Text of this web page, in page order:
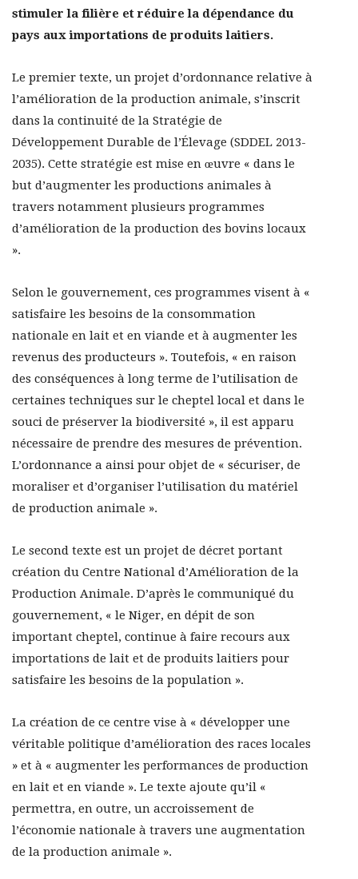
stimuler la filière et réduire la dépendance du
pays aux importations de produits laitiers.
Le premier texte, un projet d’ordonnance relative à
l’amélioration de la production animale, s’inscrit
dans la continuité de la Stratégie de
Développement Durable de l’Élevage (SDDEL 2013-
2035). Cette stratégie est mise en œuvre « dans le
but d’augmenter les productions animales à
travers notamment plusieurs programmes
d’amélioration de la production des bovins locaux
».
Selon le gouvernement, ces programmes visent à «
satisfaire les besoins de la consommation
nationale en lait et en viande et à augmenter les
revenus des producteurs ». Toutefois, « en raison
des conséquences à long terme de l’utilisation de
certaines techniques sur le cheptel local et dans le
souci de préserver la biodiversité », il est apparu
nécessaire de prendre des mesures de prévention.
L’ordonnance a ainsi pour objet de « sécuriser, de
moraliser et d’organiser l’utilisation du matériel
de production animale ».
Le second texte est un projet de décret portant
création du Centre National d’Amélioration de la
Production Animale. D’après le communiqué du
gouvernement, « le Niger, en dépit de son
important cheptel, continue à faire recours aux
importations de lait et de produits laitiers pour
satisfaire les besoins de la population ».
La création de ce centre vise à « développer une
véritable politique d’amélioration des races locales
» et à « augmenter les performances de production
en lait et en viande ». Le texte ajoute qu’il «
permettra, en outre, un accroissement de
l’économie nationale à travers une augmentation
de la production animale ».